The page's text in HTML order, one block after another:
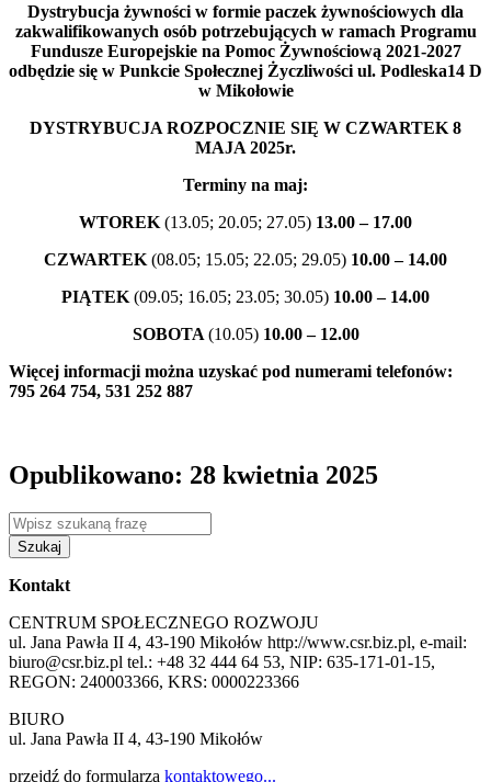
Dystrybucja żywności w formie paczek żywnościowych dla
zakwalifikowanych osób potrzebujących w ramach Programu
Fundusze Europejskie na Pomoc Żywnościową 2021-2027
odbędzie się w Punkcie Społecznej Życzliwości ul. Podleska14 D
w Mikołowie
DYSTRYBUCJA ROZPOCZNIE SIĘ W CZWARTEK 8
MAJA 2025r.
Terminy na maj:
WTOREK (13.05; 20.05; 27.05) 13.00 – 17.00
CZWARTEK (08.05; 15.05; 22.05; 29.05) 10.00 – 14.00
PIĄTEK (09.05; 16.05; 23.05; 30.05) 10.00 – 14.00
SOBOTA (10.05) 10.00 – 12.00
Więcej informacji można uzyskać pod numerami telefonów:
795 264 754, 531 252 887
Opublikowano: 28 kwietnia 2025
Szukaj
Kontakt
CENTRUM SPOŁECZNEGO ROZWOJU
ul. Jana Pawła II 4, 43-190 Mikołów http://www.csr.biz.pl, e-mail:
biuro@csr.biz.pl tel.: +48 32 444 64 53, NIP: 635-171-01-15,
REGON: 240003366, KRS: 0000223366
BIURO
ul. Jana Pawła II 4, 43-190 Mikołów
przejdź do formularza kontaktowego...